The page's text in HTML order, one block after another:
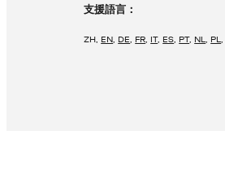
支援語言：
ZH, EN, DE, FR, IT, ES, PT, NL, PL